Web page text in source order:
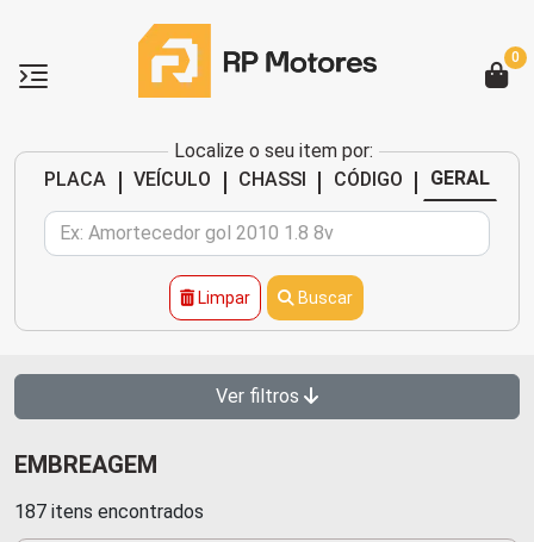
Localize o seu item por:
PLACA
| VEÍCULO | CHASSI | CÓDIGO | GERAL
Limpar Buscar
0
Ver filtros
EMBREAGEM
187 itens encontrados